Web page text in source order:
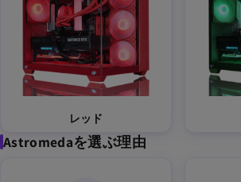
レッド
Astromedaを選ぶ理由